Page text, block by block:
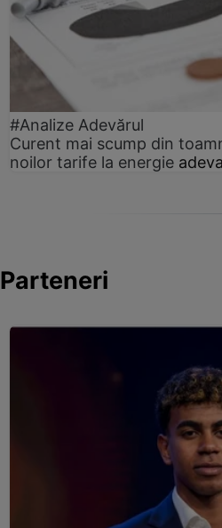
#Analize Adevărul
Curent mai scump din
noilor tarife la energie
Parteneri